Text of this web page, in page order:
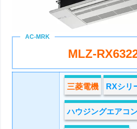
MLZ-
三菱電機 RXシリ
ハウジングエアコ